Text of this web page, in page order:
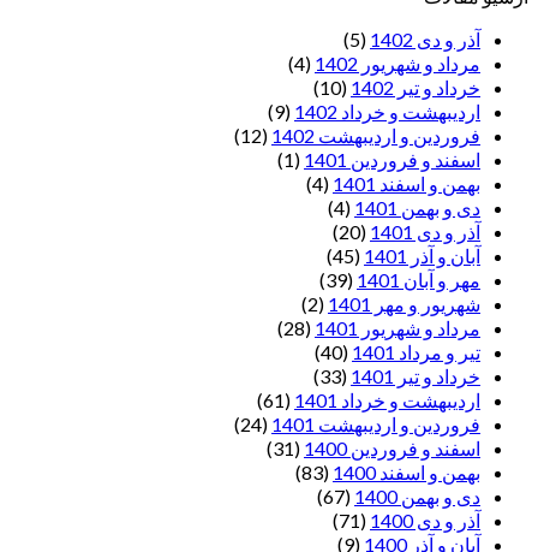
آذر و دی 1402
(5)
مرداد و شهریور 1402
(4)
خرداد و تیر 1402
(10)
اردیبهشت و خرداد 1402
(9)
فروردین و اردیبهشت 1402
(12)
اسفند و فروردین 1401
(1)
بهمن و اسفند 1401
(4)
دی و بهمن 1401
(4)
آذر و دی 1401
(20)
آبان و آذر 1401
(45)
مهر و آبان 1401
(39)
شهریور و مهر 1401
(2)
مرداد و شهریور 1401
(28)
تیر و مرداد 1401
(40)
خرداد و تیر 1401
(33)
اردیبهشت و خرداد 1401
(61)
فروردین و اردیبهشت 1401
(24)
اسفند و فروردین 1400
(31)
بهمن و اسفند 1400
(83)
دی و بهمن 1400
(67)
آذر و دی 1400
(71)
آبان و آذر 1400
(9)